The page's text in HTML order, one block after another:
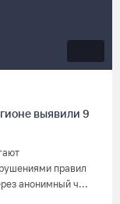
выявили 9
правил
анонимный ч...